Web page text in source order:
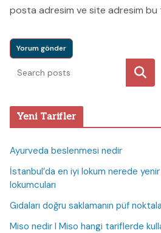
posta adresim ve site adresim bu
Ara
Yeni Tarifler
Ayurveda beslenmesi nedir
İstanbul’da en iyi lokum nerede
lokumcuları
Gıdaları doğru saklamanın püf
Miso nedir I Miso hangi tariflerde